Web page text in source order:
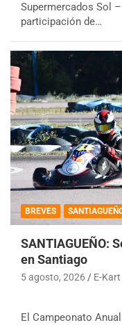
Supermercados Sol
participación de…
BREVES
SANTIAGUEÑO:
en Santiago
5 agosto, 2026 E-Kart
El Campeonato